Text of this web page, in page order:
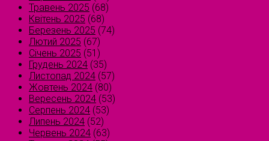
Травень 2025 (68)
Квітень 2025 (68)
Березень 2025 (74)
Лютий 2025 (67)
Січень 2025 (51)
Грудень 2024 (35)
Листопад 2024 (57)
Жовтень 2024 (80)
Вересень 2024 (53)
Серпень 2024 (53)
Липень 2024 (52)
Червень 2024 (63)